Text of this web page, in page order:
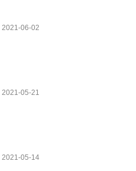
2021-06-02
2021-05-21
2021-05-14